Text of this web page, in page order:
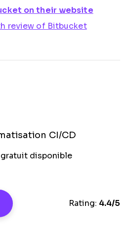
on their website
review of Bitbucket
CI/CD
disponible
Rating: 4.4/5